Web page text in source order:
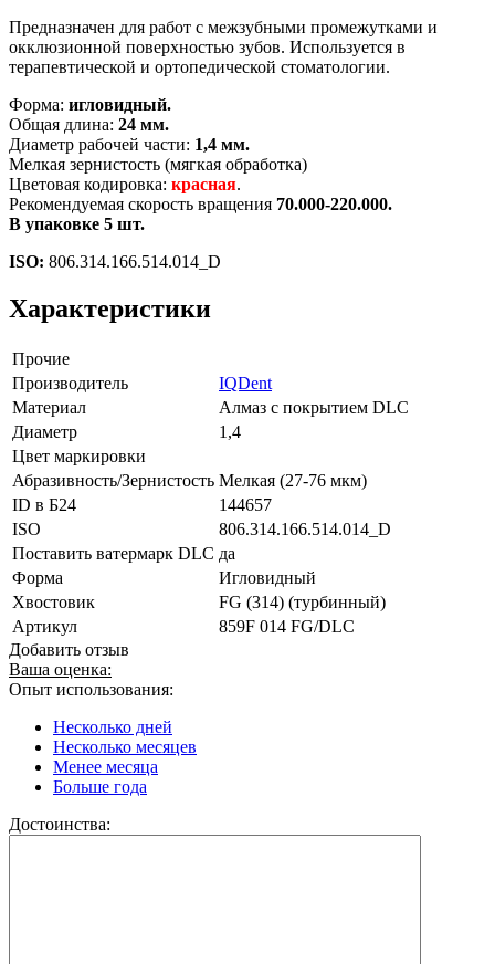
Предназначен для работ с межзубными промежутками и
окклюзионной поверхностью зубов. Используется в
терапевтической и ортопедической стоматологии.
Форма: игловидный.
Общая длина: 24 мм.
Диаметр рабочей части: 1,4 мм.
Мелкая зернистость (мягкая обработка)
Цветовая кодировка: красная.
Рекомендуемая скорость вращения 70.000-220.000.
В упаковке 5 шт.
ISO: 806.314.166.514.014_D
Характеристики
Прочие
Производитель
IQDent
Материал
Алмаз с покрытием DLC
Диаметр
1,4
Цвет маркировки
Абразивность/Зернистость Мелкая (27-76 мкм)
ID в Б24
144657
ISO
806.314.166.514.014_D
Поставить ватермарк DLC да
Форма
Игловидный
Хвостовик
FG (314) (турбинный)
Артикул
859F 014 FG/DLC
Добавить отзыв
Ваша оценка:
Опыт использования:
Несколько дней
Несколько месяцев
Менее месяца
Больше года
Достоинства: